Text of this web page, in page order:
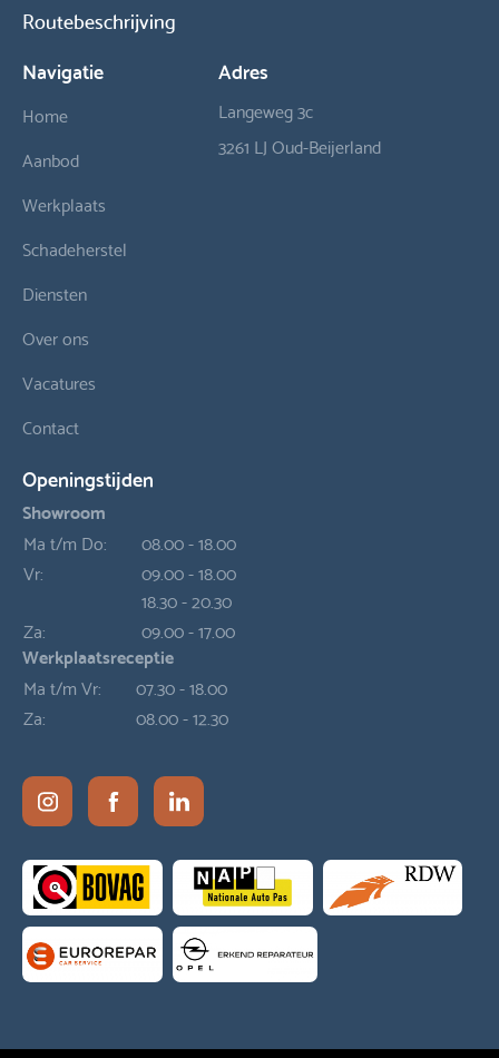
Routebeschrijving
Navigatie
Home
Aanbod
Werkplaats
Schadeherstel
Diensten
Over ons
Vacatures
Contact
Adres
Langeweg 3c
3261 LJ Oud-Beijerland
Openingstijden
Showroom
Ma t/m Do:
08.00 - 18.00
Vr:
09.00 - 18.00
18.30 - 20.30
Za:
09.00 - 17.00
Werkplaatsreceptie
Ma t/m Vr:
07.30 - 18.00
Za:
08.00 - 12.30